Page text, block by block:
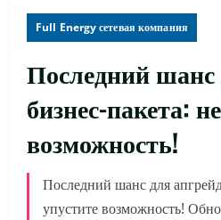
Full Energy сетевая компания
Последний шанс
бизнес-пакета:
возможность!
Последний шанс для
упустите возможность!